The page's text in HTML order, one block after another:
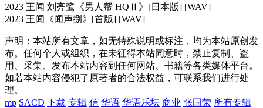
2023 王闻 刘亮鹭《男人帮 HQⅡ》[日本版] [WAV]
2023 王闻《闻声捌》[首版] [WAV]
声明：本站所有文章，如无特殊说明或标注，均为本站原创发
布。任何个人或组织，在未征得本站同意时，禁止复制、盗
用、采集、发布本站内容到任何网站、书籍等各类媒体平台。
如若本站内容侵犯了原著者的合法权益，可联系我们进行处
理。
mp SACD 下载 专辑 信 华语 华语乐坛 商业 张国荣 所有专辑